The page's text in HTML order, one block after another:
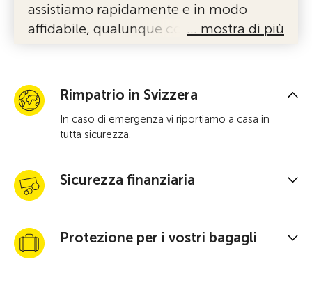
assistiamo rapidamente e in modo
affidabile, qualunque cosa accada,
… mostra di più
Rimpatrio in Svizzera
In caso di emergenza vi riportiamo a casa in
tutta sicurezza.
Sicurezza finanziaria
Protezione per i vostri bagagli